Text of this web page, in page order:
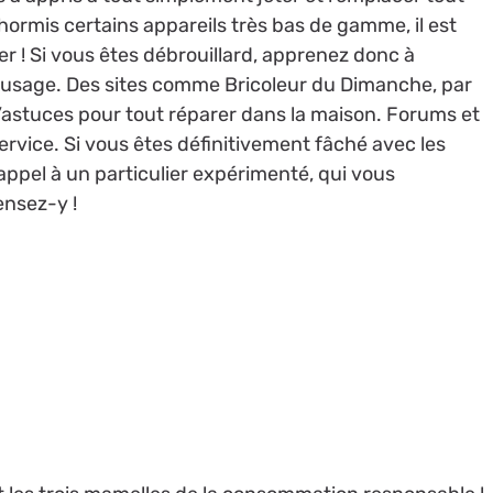
certains appareils très bas de gamme, il est
! Si vous êtes débrouillard, apprenez donc à
Des sites comme Bricoleur du Dimanche, par
pour tout réparer dans la maison. Forums et
Si vous êtes définitivement fâché avec les
à un particulier expérimenté, qui vous
y !